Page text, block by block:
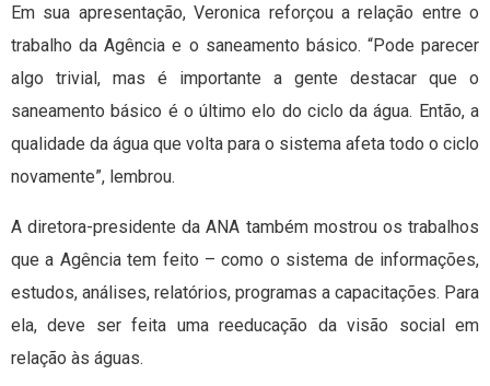
Em sua apresentação, Veronica reforçou a relação entre o
trabalho da Agência e o saneamento básico. “Pode parecer
algo trivial, mas é importante a gente destacar que o
saneamento básico é o último elo do ciclo da água. Então, a
qualidade da água que volta para o sistema afeta todo o ciclo
novamente”, lembrou.
A diretora-presidente da ANA também mostrou os trabalhos
que a Agência tem feito – como o sistema de informações,
estudos, análises, relatórios, programas a capacitações. Para
ela, deve ser feita uma reeducação da visão social em
relação às águas.